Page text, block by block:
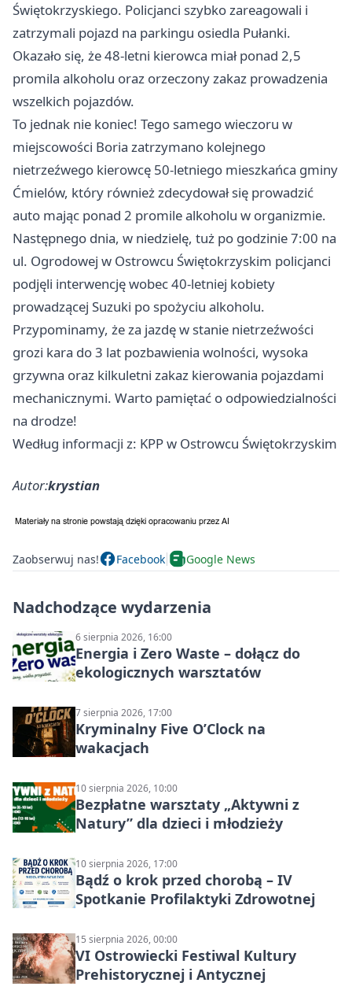
Świętokrzyskiego. Policjanci szybko zareagowali i
zatrzymali pojazd na parkingu osiedla Pułanki.
Okazało się, że 48-letni kierowca miał ponad 2,5
promila alkoholu oraz orzeczony zakaz prowadzenia
wszelkich pojazdów.
To jednak nie koniec! Tego samego wieczoru w
miejscowości Boria zatrzymano kolejnego
nietrzeźwego kierowcę 50-letniego mieszkańca gminy
Ćmielów, który również zdecydował się prowadzić
auto mając ponad 2 promile alkoholu w organizmie.
Następnego dnia, w niedzielę, tuż po godzinie 7:00 na
ul. Ogrodowej w Ostrowcu Świętokrzyskim policjanci
podjęli interwencję wobec 40-letniej kobiety
prowadzącej Suzuki po spożyciu alkoholu.
Przypominamy, że za jazdę w stanie nietrzeźwości
grozi kara do 3 lat pozbawienia wolności, wysoka
grzywna oraz kilkuletni zakaz kierowania pojazdami
mechanicznymi. Warto pamiętać o odpowiedzialności
na drodze!
Według informacji z: KPP w Ostrowcu Świętokrzyskim
Autor:krystian
Zaobserwuj nas! Facebook Google News
Nadchodzące wydarzenia
6 sierpnia 2026, 16:00
Energia i Zero Waste – dołącz do
ekologicznych warsztatów
7 sierpnia 2026, 17:00
Kryminalny Five O’Clock na
wakacjach
10 sierpnia 2026, 10:00
Bezpłatne warsztaty „Aktywni z
Natury” dla dzieci i młodzieży
10 sierpnia 2026, 17:00
Bądź o krok przed chorobą – IV
Spotkanie Profilaktyki Zdrowotnej
15 sierpnia 2026, 00:00
VI Ostrowiecki Festiwal Kultury
Prehistorycznej i Antycznej